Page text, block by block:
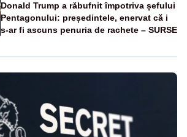
Donald Trump a răbufnit împotriva șefului
Pentagonului: președintele, enervat că i
s-ar fi ascuns penuria de rachete – SURSE